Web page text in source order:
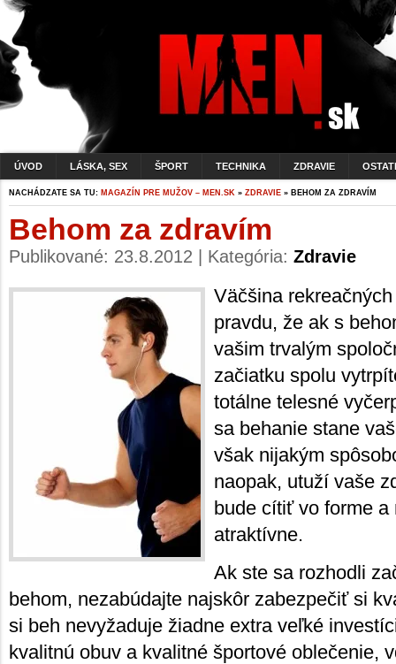
ÚVOD LÁSKA, SEX ŠPORT TECHNIKA ZDRAVIE
NACHÁDZATE SA TU: MAGAZÍN PRE MUŽOV – MEN.SK » ZDRAVIE » BEHOM ZA ZDRAVÍM
Behom za zdravím
Publikované: 23.8.2012 | Kategória: Zdravie
Väčšina
pravdu, že ak s
vašim trvalým
začiatku spolu
totálne telesné
sa behanie stane
však nijakým
naopak, utuží vaše
bude cítiť vo forme
atraktívne.
Ak ste sa rozhodli
behom, nezabúdajte najskôr zabezpečiť si
si beh nevyžaduje žiadne extra veľké
kvalitnú obuv a kvalitné športové oblečenie,